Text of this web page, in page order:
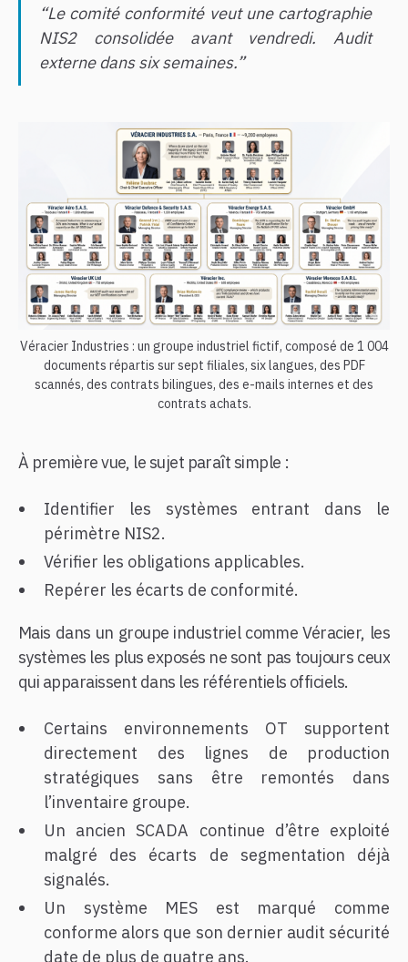
“Le comité conformité veut une cartographie
NIS2 consolidée avant vendredi. Audit
externe dans six semaines.”
Véracier Industries : un groupe industriel fictif, composé de 1 004
documents répartis sur sept filiales, six langues, des PDF
scannés, des contrats bilingues, des e-mails internes et des
contrats achats.
À première vue, le sujet paraît simple :
Identifier les systèmes entrant dans le
périmètre NIS2.
Vérifier les obligations applicables.
Repérer les écarts de conformité.
Mais dans un groupe industriel comme Véracier, les
systèmes les plus exposés ne sont pas toujours ceux
qui apparaissent dans les référentiels officiels.
Certains environnements OT supportent
directement des lignes de production
stratégiques sans être remontés dans
l’inventaire groupe.
Un ancien SCADA continue d’être exploité
malgré des écarts de segmentation déjà
signalés.
Un système MES est marqué comme
conforme alors que son dernier audit sécurité
date de plus de quatre ans.